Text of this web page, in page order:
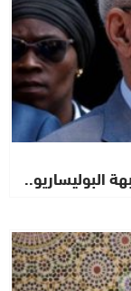
البوليساريو..